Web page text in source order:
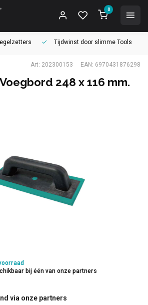
0
Tijdwinst door slimme Tools
Art: 202300153 EAN: 6970431876298
248 x 116 mm.
bij één van onze partners
via onze partners